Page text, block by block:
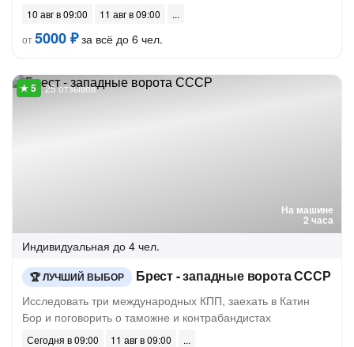
10 авг в 09:00
11 авг в 09:00
от5000 ₽за всё до 6 чел.
На машине
2 часа
25 отзывов
Индивидуальная до 4 чел.
ЛУЧШИЙ ВЫБОР Брест - западные ворота СССР
Исследовать три международных КПП, заехать в Катин
Бор и поговорить о таможне и контрабандистах
Сегодня в 09:00
11 авг в 09:00